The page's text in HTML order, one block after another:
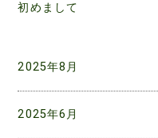
初めまして
2025年8月
2025年6月